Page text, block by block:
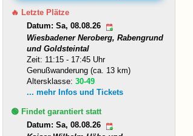
🔥 Letzte Plätze
Datum: Sa, 08.08.26
Wiesbadener Neroberg, Rabengrund
und Goldsteintal
Zeit: 11:15 - 17:45 Uhr
Genußwanderung (ca. 13 km)
Altersklasse:30-49
... mehr Infos und Tickets
🟢 Findet garantiert statt
Datum: Sa, 08.08.26